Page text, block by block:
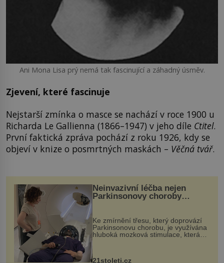
Ani Mona Lisa prý nemá tak fascinující a záhadný úsměv.
Zjevení, které fascinuje
Nejstarší zmínka o masce se nachází v roce 1900 u
Richarda Le Gallienna (1866–1947) v jeho díle Ctitel.
První faktická zpráva pochází z roku 1926, kdy se
objeví v knize o posmrtných maskách – Věčná tvář.
Neinvazivní léčba nejen
Parkinsonovy choroby
Ke zmírnění třesu, který doprovází
Parkinsonovu chorobu, je využívána
hluboká mozková stimulace, která
však vyžaduje vysoce invazivní
zákrok. Ultrazvuk zase není vhodný
k dostatečně přesnému zacílení ...
21stoleti.cz